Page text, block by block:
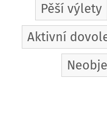
Pěší výlety
Aktivní